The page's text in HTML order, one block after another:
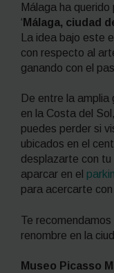
Málaga ha
‘ Málaga, ciudad
La idea bajo este
con respecto al
ganando con el
De entre la amplia
en la Costa del
puedes perder si
ubicados en el
desplazarte con
aparcar en el
para acercarte
Te
renombre en la
Museo Picasso